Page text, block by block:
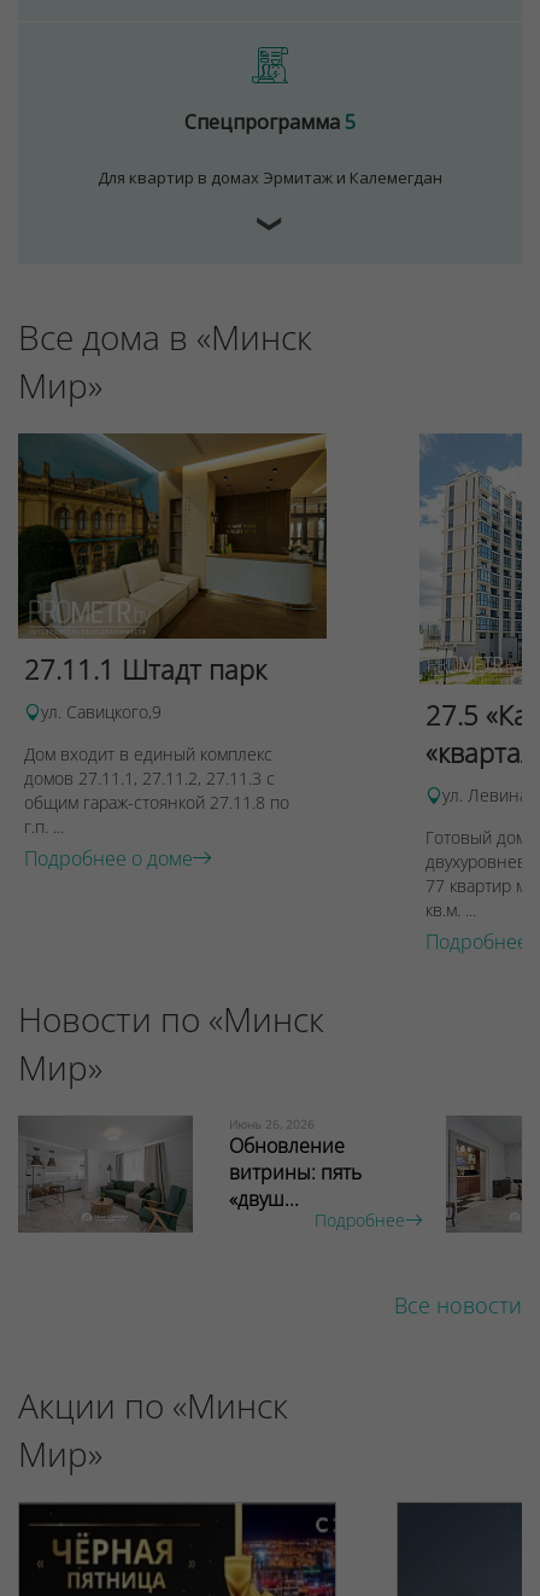
Спецпрограмма5
Для квартир в домах Эрмитаж и Калемегдан
❯
Все дома в «Минск
Мир»
27.11.1 Штадт парк
ул. Савицкого,9
Дом входит в единый комплекс
домов 27.11.1, 27.11.2, 27.11.3 с
общим гараж-стоянкой 27.11.8 по
г.п. ...
Подробнее о доме
27.5
ул. Левина,
Готовый дом
77 квартир
кв.м. ...
Подробнее
Новости по «Минск
Мир»
Июнь 26, 2026
Обновление
витрины: пять
«двуш...
Подробнее
Все новости
Акции по «Минск
Мир»
используются cookies